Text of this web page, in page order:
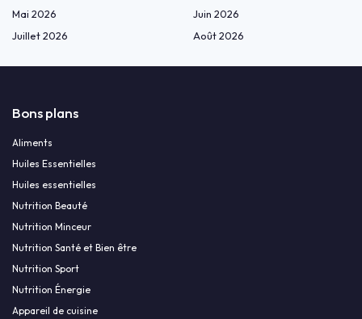
Mai 2026
Juin 2026
Juillet 2026
Août 2026
Bons plans
Aliments
Huiles Essentielles
Huiles essentielles
Nutrition Beauté
Nutrition Minceur
Nutrition Santé et Bien être
Nutrition Sport
Nutrition Énergie
Appareil de cuisine